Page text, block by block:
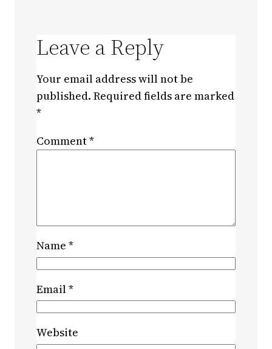
Leave a Reply
Your email address will not be
published. Required fields are marked
*
Comment*
Name *
Email*
Website